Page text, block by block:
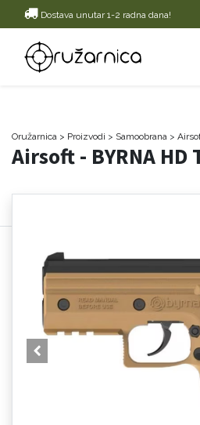
Dostava unutar 1-2 radna dana!
Oružarnica > Proizvodi > Samoobrana >
Airsoft - BYRNA HD